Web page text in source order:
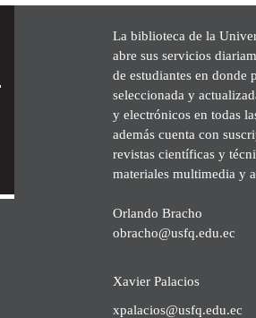
La biblioteca de la
abre sus servicios
de estudiantes en donde
seleccionada y
y electrónicos en todas
además cuenta con
revistas científicas y
materiales multimedia y
Orlando Bracho
obracho@usfq.edu.ec
Xavier Palacios
xpalacios@usfq.edu.ec